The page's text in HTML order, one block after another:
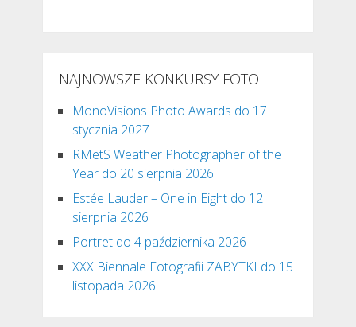
NAJNOWSZE KONKURSY FOTO
MonoVisions Photo Awards do 17
stycznia 2027
RMetS Weather Photographer of the
Year do 20 sierpnia 2026
Estée Lauder – One in Eight do 12
sierpnia 2026
Portret do 4 października 2026
XXX Biennale Fotografii ZABYTKI do 15
listopada 2026